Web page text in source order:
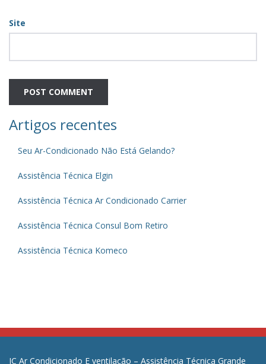
Site
Artigos recentes
Seu Ar-Condicionado Não Está Gelando?
Assistência Técnica Elgin
Assistência Técnica Ar Condicionado Carrier
Assistência Técnica Consul Bom Retiro
Assistência Técnica Komeco
JC Ar Condicionado E ventilação – Assistência Técnica Grande